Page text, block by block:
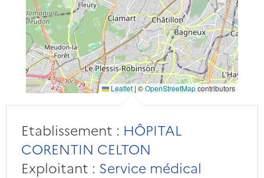
Leaflet | ©OpenStreetMapcontributors
Etablissement : HÔPITAL
CORENTIN CELTON
Exploitant : Service médical